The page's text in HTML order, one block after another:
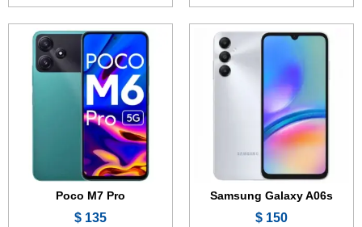
Samsung Galaxy A06s
150 $
Poco M7 Pro
135 $
الذاكرة الداخلية:
الكاميرا:50 + 8 + 2 ميجابكسل
المعالج:Snapdragon 888
البطارية:6000 مللي أمبير - 25 واط
عرض الموصفات ←
الشاشة:6.82 بوصة - 90 هرتز - IPS LCD
الذاكرة:
الرام:4 أو 8 جيجابايت
الكاميرا:16 + 0.3 ميجابكسل
المعالج:MediaTek Helio G85
البطارية:7000 مللي أمبير - 18 واط
عرض الموصفات ←